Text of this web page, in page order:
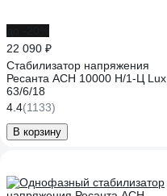
22 090 ₽
Стабилизатор напряжения
Ресанта АСН 10000 Н/1-Ц Lux
63/6/18
4.4(1133)
В корзину